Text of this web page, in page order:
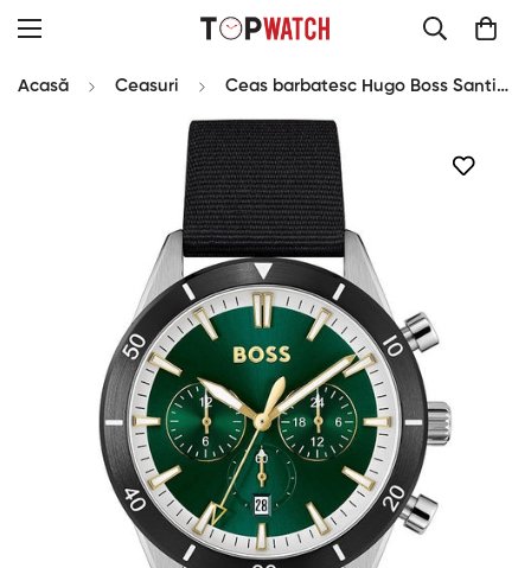
Acasă Ceasuri Ceas barbatesc Hugo Boss Santiago Chrono 1513936